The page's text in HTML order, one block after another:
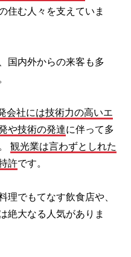
住む人々を支えていま
国内外からの来客も多
会社には技術力の高いエ
や技術の発達に伴って多
観光業は言わずとしれた
許です。
理でもてなす飲食店や、
絶大なる人気がありま